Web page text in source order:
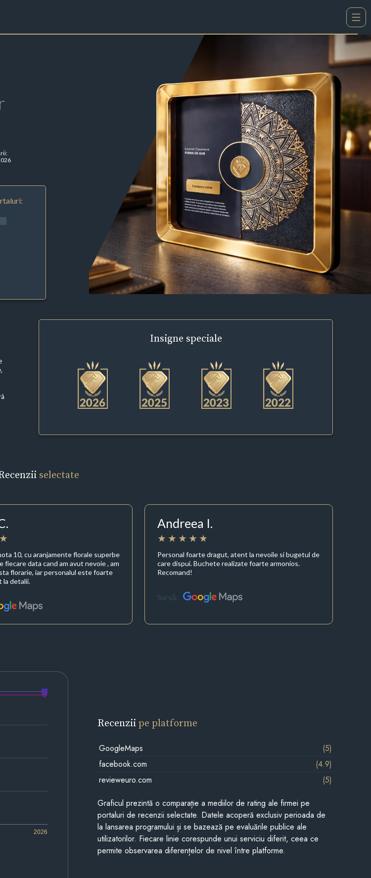
Insigne speciale
selectate
10, cu aranjamente florale superbe
fiecare data cand am avut nevoie , am
florarie, iar personalul este foarte
la detalii.
Andreea I.
Personal foarte dragut, atent la nevoile si bugetul de
care dispui. Buchete realizate foarte armonios.
Recomand!
Sursă:
2026
Recenziipe platforme
GoogleMaps
(5)
facebook.com
(4.9)
revieweuro.com
(5)
Graficul prezintă o comparație a mediilor de rating ale firmei pe
portaluri de recenzii selectate. Datele acoperă exclusiv perioada de
la lansarea programului și se bazează pe evaluările publice ale
utilizatorilor. Fiecare linie corespunde unui serviciu diferit, ceea ce
permite observarea diferențelor de nivel între platforme.